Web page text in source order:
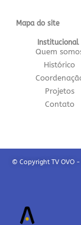
Mapa do site
Institucional
Quem
Histórico
Projetos
Contato
© Copyright TV OVO